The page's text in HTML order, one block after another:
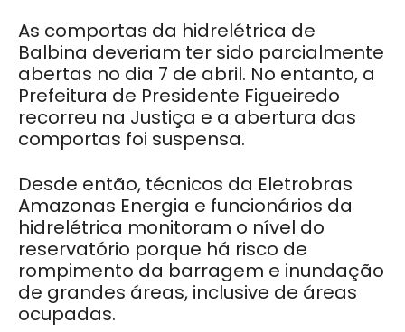
As comportas da hidrelétrica de
Balbina deveriam ter sido parcialmente
abertas no dia 7 de abril. No entanto, a
Prefeitura de Presidente Figueiredo
recorreu na Justiça e a abertura das
comportas foi suspensa.
Desde então, técnicos da Eletrobras
Amazonas Energia e funcionários da
hidrelétrica monitoram o nível do
reservatório porque há risco de
rompimento da barragem e inundação
de grandes áreas, inclusive de áreas
ocupadas.